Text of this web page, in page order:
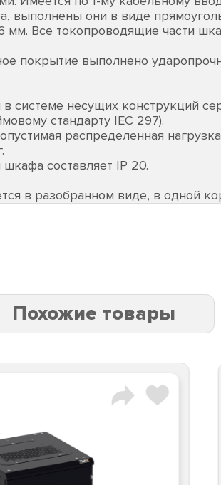
выполнены они в виде
мм. Все токопроводящие части
покрытие выполнено
системе несущих конструкций
стандарту IEC 297).
распределенная
составляет IP 20.
в разобранном виде, в одной
Похожие товары